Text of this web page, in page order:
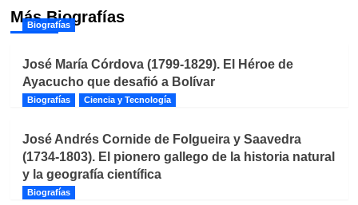
Más Biografías
Biografías
José María Córdova (1799-1829). El Héroe de
Ayacucho que desafió a Bolívar
Biografías Ciencia y Tecnología
José Andrés Cornide de Folgueira y Saavedra
(1734-1803). El pionero gallego de la historia natural
y la geografía científica
Biografías